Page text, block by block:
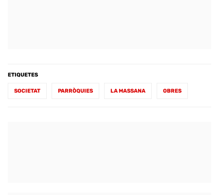
ETIQUETES
SOCIETAT PARRÒQUIES LA MASSANA OBRES